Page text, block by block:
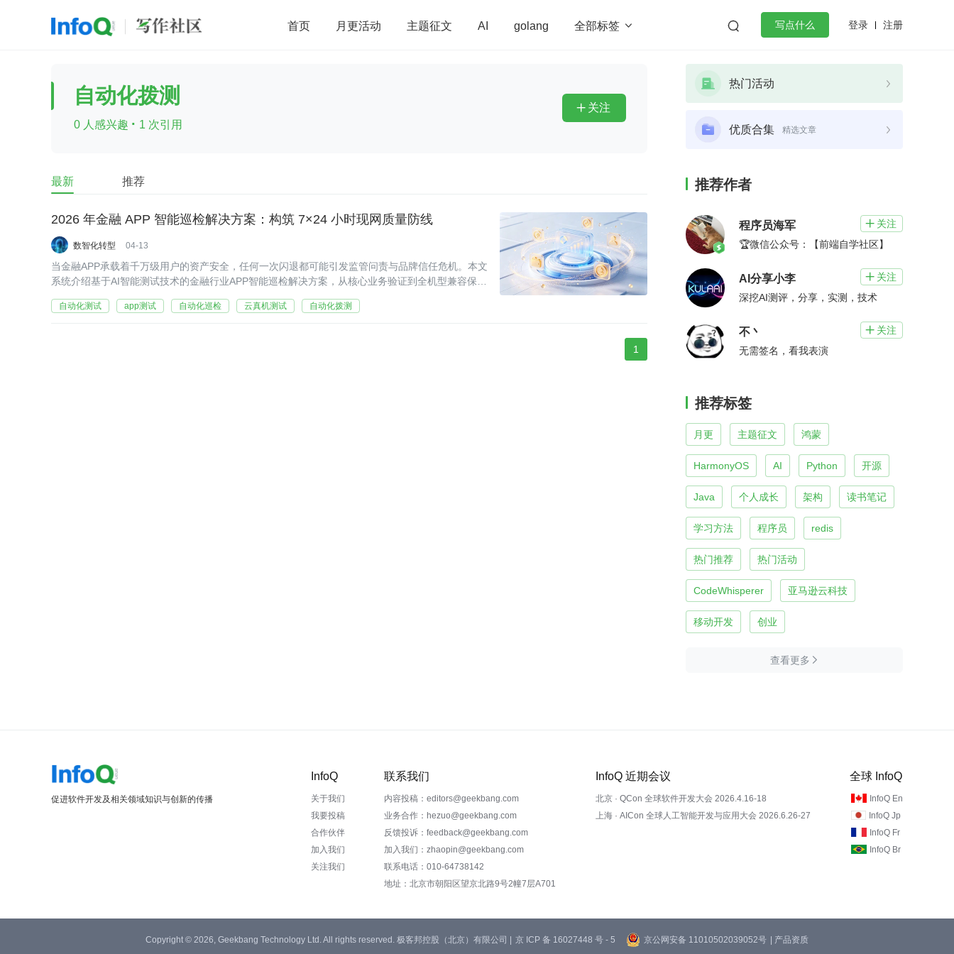
首页 月更活动 主题征文 AI golang 全部标签   写点什么 登录 注册
前端 AI 大数据 redis
查看更多
自动化拨测
0 人感兴趣 · 1 次引用
 关注
最新 推荐
2026 年金融 APP 智能巡检解决方案：构筑 7×24 小时现网质量防线
数智化转型 04-13
当金融APP承载着千万级用户的资产安全，任何一次闪退都可能引发监管问责与品牌信任危机。本文
系统介绍基于AI智能测试技术的金融行业APP智能巡检解决方案，从核心业务验证到全机型兼容保
自动化测试 app测试 自动化巡检 云真机测试 自动化拨测
1
热门活动
优质合集 精选文章
推荐作者
程序员海军  关注
🏆微信公众号：【前端自学社区】
AI分享小李  关注
深挖AI测评，分享，实测，技术
不丶  关注
无需签名，看我表演
推荐标签
月更 主题征文 鸿蒙
HarmonyOS AI Python 开源
Java 个人成长 架构 读书笔记
学习方法 程序员 redis
热门推荐 热门活动
CodeWhisperer 亚马逊云科技
移动开发 创业
查看更多 
促进软件开发及相关领域知识与创新的传播
InfoQ
关于我们
我要投稿
合作伙伴
加入我们
关注我们
联系我们
内容投稿：editors@geekbang.com
业务合作：hezuo@geekbang.com
反馈投诉：feedback@geekbang.com
加入我们：zhaopin@geekbang.com
联系电话：010-64738142
地址：北京市朝阳区望京北路9号2幢7层A701
InfoQ 近期会议
北京 · QCon 全球软件开发大会 2026.4.16-18
上海 · AICon 全球人工智能开发与应用大会 2026.6.26-27
全球 InfoQ
InfoQ En
InfoQ Jp
InfoQ Fr
InfoQ Br
Copyright © 2026, Geekbang Technology Ltd. All rights reserved. 极客邦控股（北京）有限公司 | 京 ICP 备 16027448 号 - 5 京公网安备 11010502039052号 | 产品资质